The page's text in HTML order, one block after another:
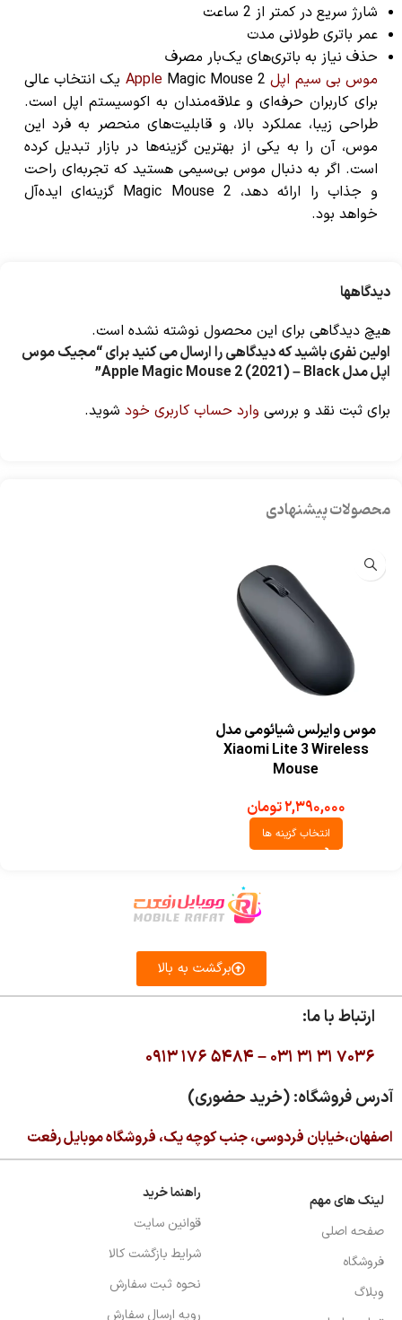
شارژ سریع در کمتر از 2 ساعت
عمر باتری طولانی مدت
حذف نیاز به باتری‌های یک‌بار مصرف
موس بی سیم اپل
Apple Magic Mouse 2 یک انتخاب عالی
برای کاربران حرفه‌ای و علاقه‌مندان به اکوسیستم اپل است.
طراحی زیبا، عملکرد بالا، و قابلیت‌های منحصر به فرد این
موس، آن را به یکی از بهترین گزینه‌ها در بازار تبدیل کرده
است. اگر به دنبال موس بی‌سیمی هستید که تجربه‌ای راحت
و جذاب را ارائه دهد، Magic Mouse 2 گزینه‌ای ایده‌آل
خواهد بود.
دیدگاهها
هیچ دیدگاهی برای این محصول نوشته نشده است.
اولین نفری باشید که دیدگاهی را ارسال می کنید برای “مجیک موس
اپل مدل Apple Magic Mouse 2 (2021) – Black”
برای ثبت نقد و بررسی وارد حساب کاربری خود شوید.
محصولات پیشنهادی
موس وایرلس شیائومی مدل
Xiaomi Lite 3 Wireless
Mouse
۲,۳۹۰,۰۰۰تومان
انتخاب گزینه ها
برگشت به بالا
ارتباط با ما:
۰۹۱۳ ۱۷۶ ۵۴۸۴ –۰۳۱ ۳۱ ۳۱ ۷۰۳۶
آدرس فروشگاه: (خرید حضوری)
اصفهان،خیابان فردوسی، جنب کوچه یک، فروشگاه موبایل رفعت
لینک های مهم
صفحه اصلی
فروشگاه
وبلاگ
راهنما خرید
قوانین سایت
شرایط بازگشت کالا
نحوه ثبت سفارش
رویه ارسال سفارش